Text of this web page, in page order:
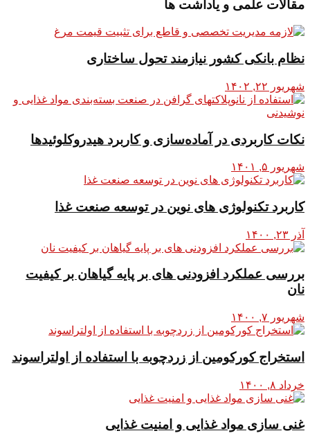
مقالات علمی و یاداشت ها
نظام بانکی کشور نیازمند تحول ساختاری
شهریور ۲۲, ۱۴۰۲
نکات کاربردی در آماده‌سازی و کاربرد هیدروکلوئیدها
شهریور ۵, ۱۴۰۱
کاربرد تکنولوژی های نوین در توسعه صنعت غذا
آذر ۲۳, ۱۴۰۰
بررسی عملکرد افزودنی های بر پایه گیاهان بر کیفیت
نان
شهریور ۷, ۱۴۰۰
استخراج کورکومین از زردچوبه با استفاده از اولتراسوند
خرداد ۸, ۱۴۰۰
غنی سازی مواد غذایی و امنیت غذایی